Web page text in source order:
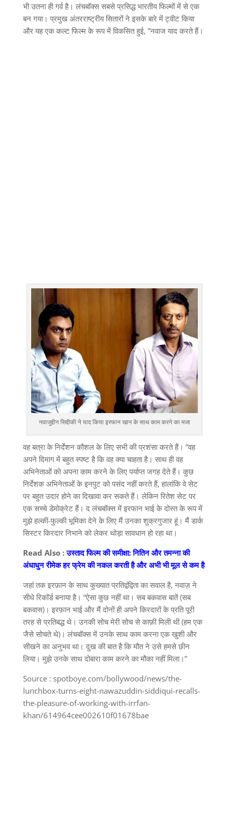
भी उतना ही गर्व है। लंचबॉक्स सबसे प्रसिद्ध भारतीय फिल्मों में से एक
बन गया। प्रमुख अंतरराष्ट्रीय सितारों ने इसके बारे में ट्वीट किया
और यह एक कल्ट फिल्म के रूप में विकसित हुई, ”नवाज याद करते हैं।
नवाजुद्दीन सिद्दीकी ने याद किया इरफान खान के साथ काम करने का मजा
वह बत्रा के निर्देशन कौशल के लिए सभी की प्रशंसा करते हैं। “वह
अपने दिमाग में बहुत स्पष्ट है कि वह क्या चाहता है। साथ ही वह
अभिनेताओं को अपना काम करने के लिए पर्याप्त जगह देते हैं। कुछ
निर्देशक अभिनेताओं के इनपुट को पसंद नहीं करते हैं, हालांकि वे सेट
पर बहुत उदार होने का दिखावा कर सकते हैं। लेकिन रितेश सेट पर
एक सच्चे डेमोक्रेट हैं। द लंचबॉक्स में इरफान भाई के दोस्त के रूप में
मुझे हल्की-फुल्की भूमिका देने के लिए मैं उनका शुक्रगुजार हूं। मैं डार्क
सिस्टर किरदार निभाने को लेकर थोड़ा सावधान हो रहा था।
Read Also :उस्ताद फिल्म की समीक्षा: नितिन और तमन्ना की
अंधाधुन रीमेक हर फ्रेम की नकल करती है और अभी भी मूल से कम है
जहां तक ​​इरफ़ान के साथ कुख्यात प्रतिद्वंद्विता का सवाल है, नवाज़ ने
सीधे रिकॉर्ड बनाया है। “ऐसा कुछ नहीं था। सब बकवास बातें (सब
बकवास)। इरफ़ान भाई और मैं दोनों ही अपने किरदारों के प्रति पूरी
तरह से प्रतिबद्ध थे। उनकी सोच मेरी सोच से काफ़ी मिली थी (हम एक
जैसे सोचते थे)। लंचबॉक्स में उनके साथ काम करना एक खुशी और
सीखने का अनुभव था। दुख की बात है कि मौत ने उसे हमसे छीन
लिया। मुझे उनके साथ दोबारा काम करने का मौका नहीं मिला।”
Source : spotboye.com/bollywood/news/the-
lunchbox-turns-eight-nawazuddin-siddiqui-recalls-
the-pleasure-of-working-with-irrfan-
khan/614964cee002610f01678bae